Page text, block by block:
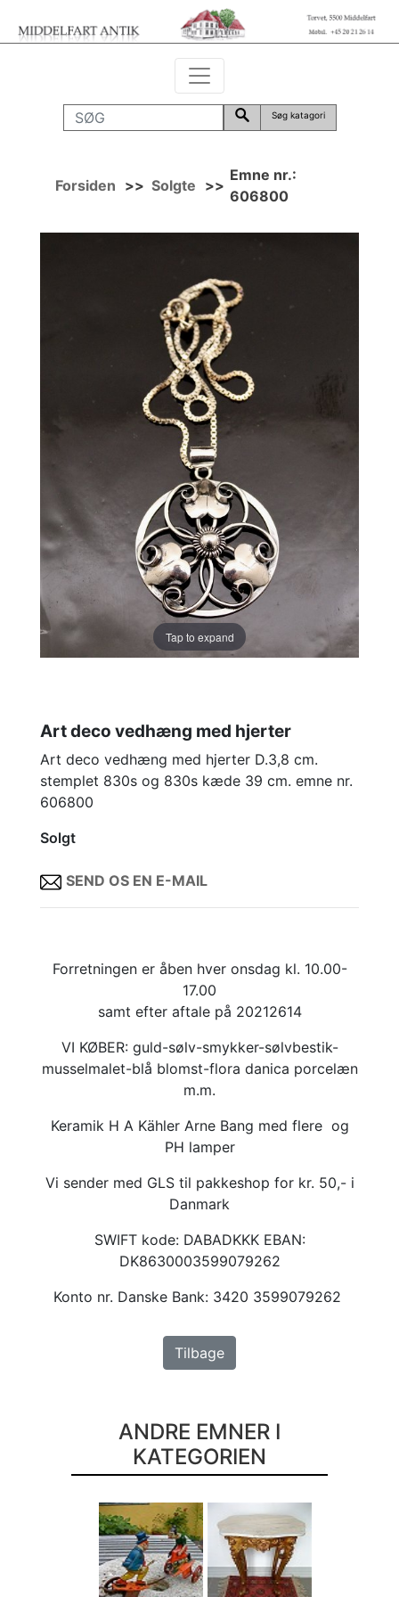
Søg katagori
Forsiden >> Solgte >>
Emne nr.:
606800
Tap to expand
Art deco vedhæng med hjerter
Art deco vedhæng med hjerter D.3,8 cm.
stemplet 830s og 830s kæde 39 cm. emne nr.
606800
Solgt
SEND OS EN E-MAIL
Forretningen er åben hver onsdag kl. 10.00-
17.00
samt efter aftale på 20212614
VI KØBER: guld-sølv-smykker-sølvbestik-
musselmalet-blå blomst-flora danica porcelæn
m.m.
Keramik H A Kähler Arne Bang med flere og
PH lamper
Vi sender med GLS til pakkeshop for kr. 50,- i
Danmark
SWIFT kode: DABADKKK EBAN:
DK8630003599079262
Konto nr. Danske Bank: 3420 3599079262
Tilbage
ANDRE EMNER I
KATEGORIEN